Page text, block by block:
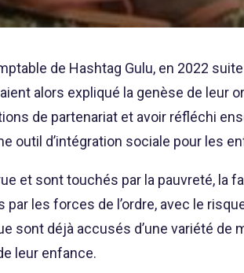
de Hashtag Gulu, en 2022
alors expliqué la genèse de leur
de partenariat et avoir réfléchi
outil d’intégration sociale pour les
et sont touchés par la pauvreté, la
les forces de l’ordre, avec le
sont déjà accusés d’une variété de
leur enfance.